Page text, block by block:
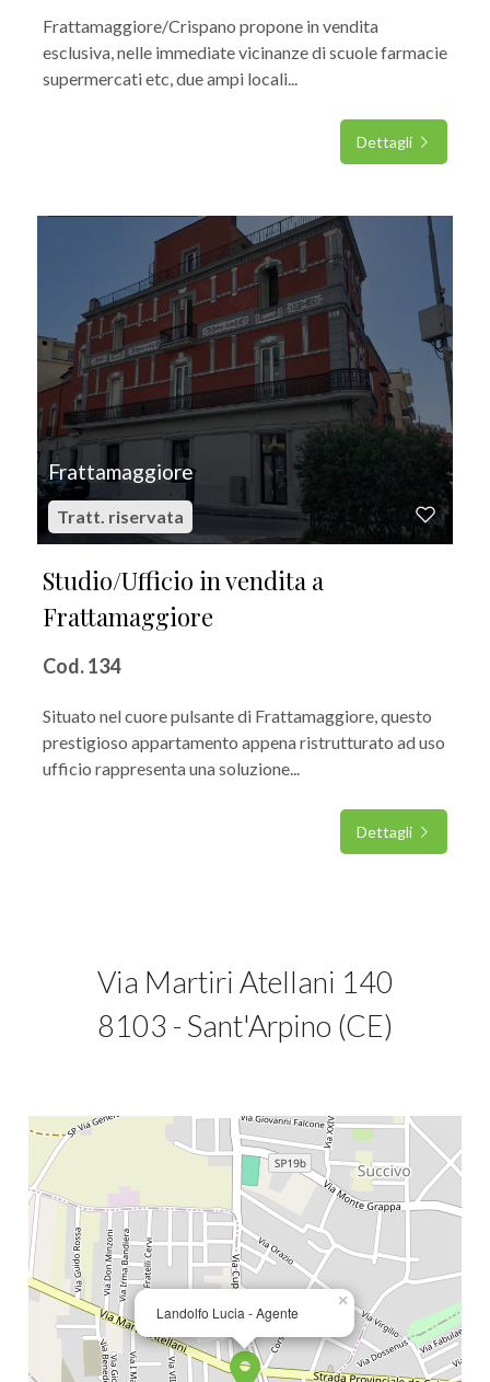
Frattamaggiore/Crispano propone in vendita
esclusiva, nelle immediate vicinanze di scuole farmacie
supermercati etc, due ampi locali...
Dettagli
Frattamaggiore
Tratt. riservata
Studio/Ufficio in vendita a
Frattamaggiore
Cod. 134
Situato nel cuore pulsante di Frattamaggiore, questo
prestigioso appartamento appena ristrutturato ad uso
ufficio rappresenta una soluzione...
Dettagli
Via Martiri Atellani 140
8103 - Sant'Arpino (CE)
Landolfo Lucia - Agente
×